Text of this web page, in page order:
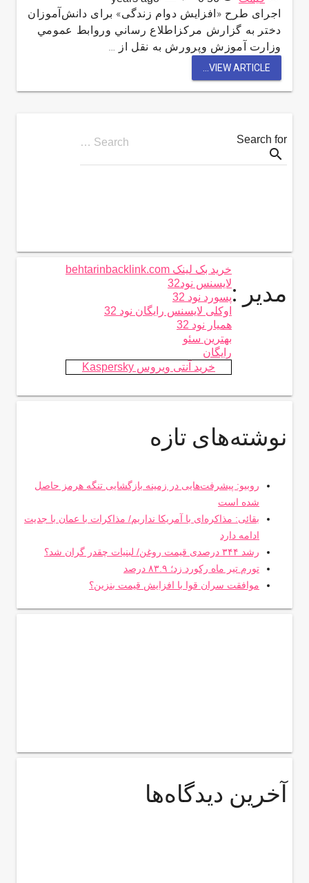
اجرای طرح «افزایش دوام زندگی» برای دانش‌آموزان
دختر به گزارش مركزاطلاع رساني وروابط عمومي
وزارت آموزش وپرورش به نقل از …
VIEW ARTICLE...
Search for
Search …
search
مدیر :
خرید بک لینک behtarinbacklink.com
لایسنس نود32
پسورد نود 32
اوکلی لایسنس رایگان نود 32
همیار نود 32
بهترین سئو
رایگان
خرید آنتی ویروس Kaspersky
نوشته‌های تازه
روبیو: پیشرفت‌هایی در زمینه بازگشایی تنگه هرمز حاصل
شده است
بقائی: مذاکره‌ای با آمریکا نداریم/ مذاکرات با عمان با جدیت
ادامه دارد
رشد ۳۴۴ درصدی قیمت روغن/ لبنیات چقدر گران شد؟
تورم تیر ماه رکورد زد؛ ۸۳.۹ درصد
موافقت سران قوا با افزایش قیمت بنزین؟
آخرین دیدگاه‌ها